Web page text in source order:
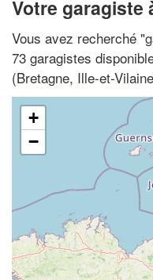
Votre garagiste
Vous avez recherché "
73 garagistes
(Bretagne, Ille-et-
+
−